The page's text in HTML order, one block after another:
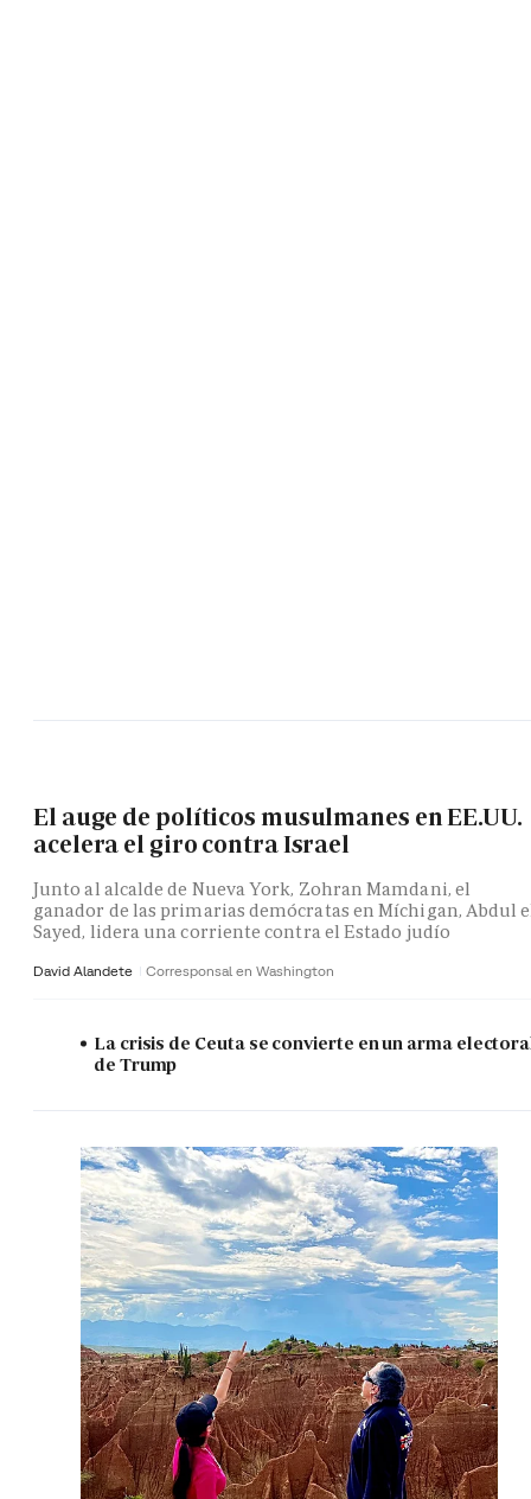
El auge de políticos musulmanes en EE.UU.
acelera el giro contra Israel
Junto al alcalde de Nueva York, Zohran Mamdani, el
ganador de las primarias demócratas en Míchigan, Abdul
Sayed, lidera una corriente contra el Estado judío
David Alandete Corresponsal en Washington
La crisis de Ceuta se convierte en un arma
de Trump